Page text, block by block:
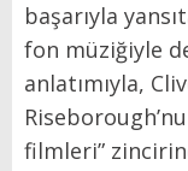
başarıyla
fon müziğiyle
anlatımıyla,
filmleri”